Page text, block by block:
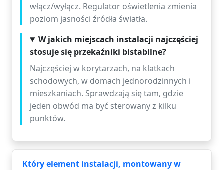
włącz/wyłącz. Regulator oświetlenia zmienia
poziom jasności źródła światła.
W jakich miejscach instalacji najczęściej
stosuje się przekaźniki bistabilne?
Najczęściej w korytarzach, na klatkach
schodowych, w domach jednorodzinnych i
mieszkaniach. Sprawdzają się tam, gdzie
jeden obwód ma być sterowany z kilku
punktów.
Który element instalacji, montowany w